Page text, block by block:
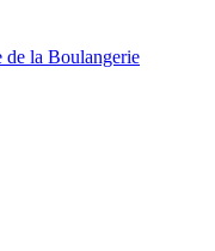
de la Boulangerie